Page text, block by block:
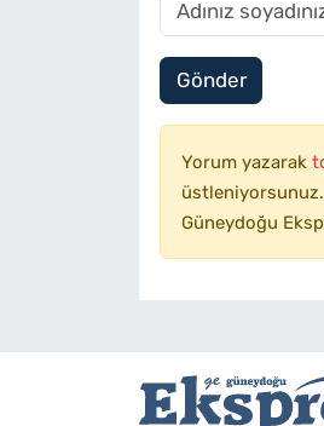
Gönder
Yorum yazarak
üstleniyorsunuz.
Güneydoğu